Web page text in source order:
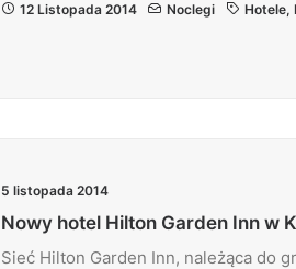
12 Listopada 2014 Noclegi Hotele,
5 listopada 2014
Nowy hotel Hilton Garden Inn w
Sieć Hilton Garden Inn, należąca do